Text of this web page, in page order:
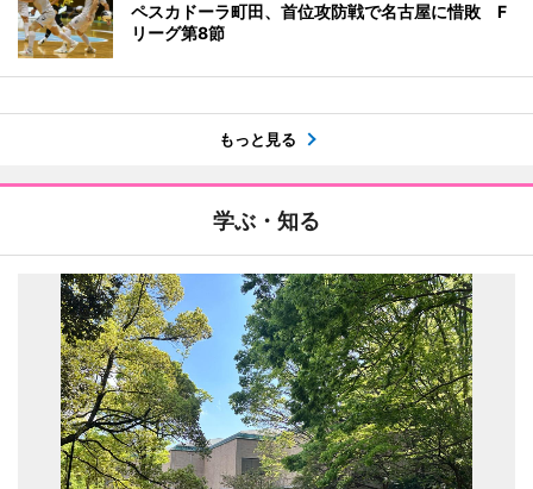
ペスカドーラ町田、首位攻防戦で名古屋に惜敗 F
リーグ第8節
もっと見る
学ぶ・知る